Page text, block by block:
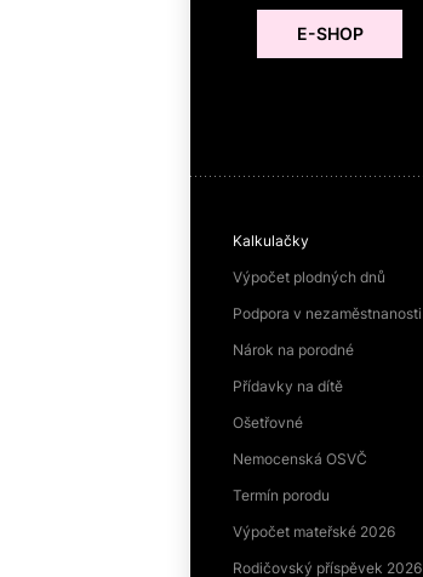
E-SHOP
Kalkulačky
Výpočet plodných dnů
Podpora v nezaměstnanosti
Nárok na porodné
Přídavky na dítě
Ošetřovné
Nemocenská OSVČ
Termín porodu
Výpočet mateřské 2026
Rodičovský příspěvek 2026